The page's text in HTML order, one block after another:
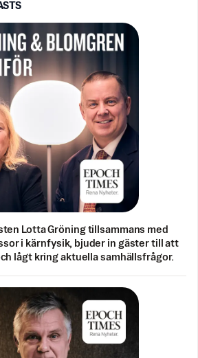
Lotta Gröning tillsammans med
i kärnfysik, bjuder in gäster till att
lågt kring aktuella samhällsfrågor.